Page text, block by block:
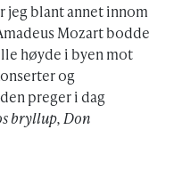
jeg blant annet innom
Mozart bodde
høyde i byen mot
og
preger i dag
bryllup, Don